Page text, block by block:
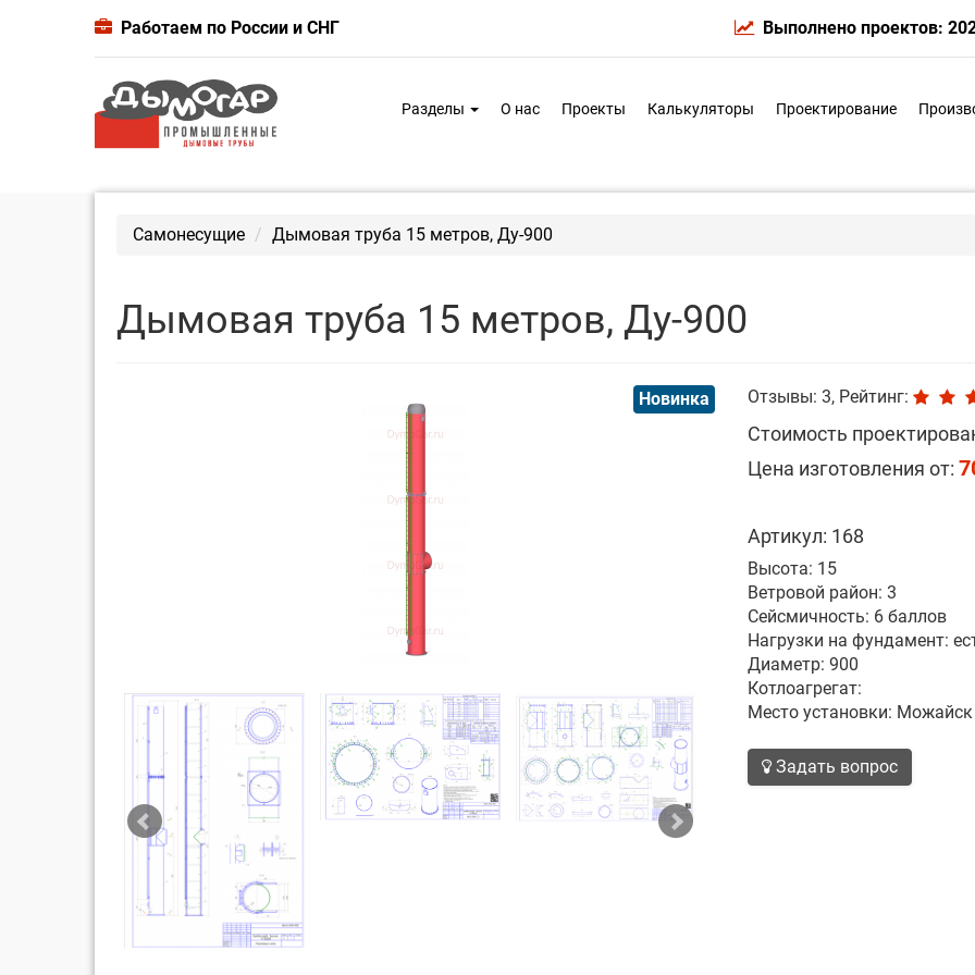
Работаем по России и СНГ Выполнено проектов:
Разделы О нас Проекты Калькуляторы Проектирование
Самонесущие Дымовая труба 15 метров, Ду-900
Дымовая труба 15 метров, Ду-900
Новинка Отзывы: 3, Рейтинг:
Стоимость
Цена изготовления от:
Артикул: 168
Высота: 15
Ветровой район: 3
Сейсмичность: 6 баллов
Нагрузки на фундамент:
Диаметр: 900
Котлоагрегат:
Место установки: Можайск
Задать вопрос